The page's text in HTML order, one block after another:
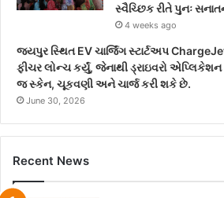
સ્વૈચ્છિક રીતે પુનઃ સનાતન
4 weeks ago
જયપુર સ્થિત EV ચાર્જિંગ સ્ટાર્ટઅપ
ફીચર લોન્ચ કર્યું, જેનાથી ડ્રાઇવરો એપ્લિકેશન
જ સ્કેન, ચૂકવણી અને ચાર્જ કરી શકે છે.
June 30, 2026
Recent News